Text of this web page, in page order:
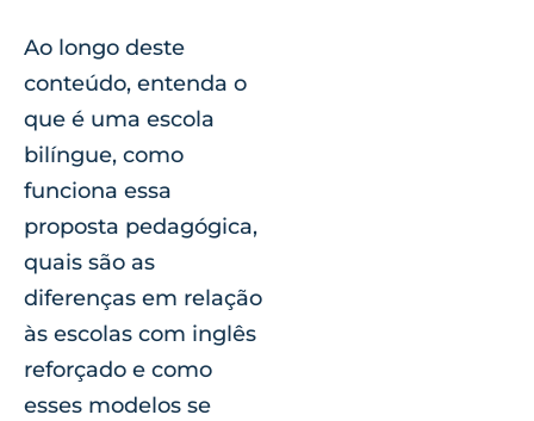
Ao longo deste
conteúdo, entenda o
que é uma escola
bilíngue, como
funciona essa
proposta pedagógica,
quais são as
diferenças em relação
às escolas com inglês
reforçado e como
esses modelos se